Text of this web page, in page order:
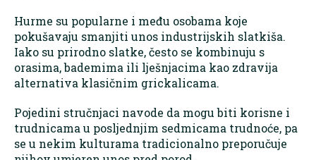
Hurme su popularne i među osobama koje
pokušavaju smanjiti unos industrijskih slatkiša.
Iako su prirodno slatke, često se kombinuju s
orasima, bademima ili lješnjacima kao zdravija
alternativa klasičnim grickalicama.
Pojedini stručnjaci navode da mogu biti korisne i
trudnicama u posljednjim sedmicama trudnoće, pa
se u nekim kulturama tradicionalno preporučuje